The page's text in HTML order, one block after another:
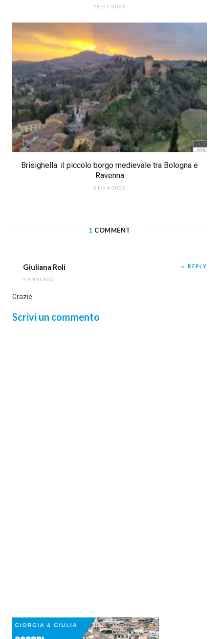
28/07/2023
Brisighella: il piccolo borgo medievale tra Bologna e
Ravenna
21/04/2022
1 COMMENT
Giuliana Roli
4 ANNI AGO
REPLY
Grazie
Scrivi un commento